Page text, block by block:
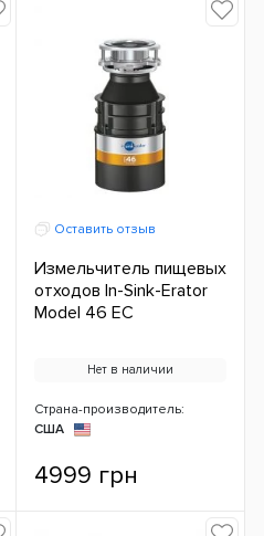
Оставить отзыв
Измельчитель пищевых
отходов In-Sink-Erator
Model 46 ЕС
Нет в наличии
Страна-производитель:
США
4999 грн